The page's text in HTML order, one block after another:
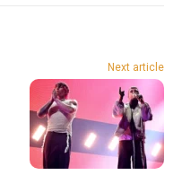
Next article